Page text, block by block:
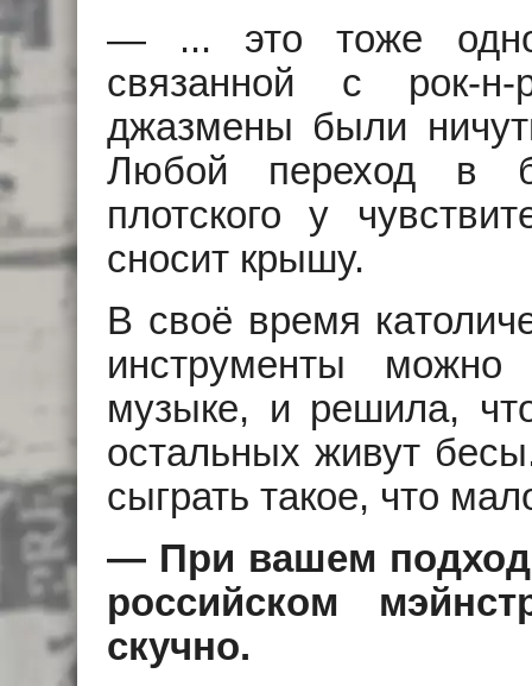
— ... это тоже одно
связанной с рок-
джазмены были
Любой переход в
плотского у
сносит крышу.
В своё время
инструменты можно
музыке, и решила,
остальных живут
сыграть такое, что
— При вашем
российском
скучно.